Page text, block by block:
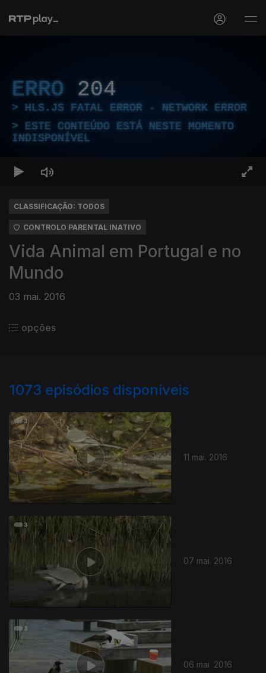
ERRO 204
HLS.JS FATAL ERROR - NETWORK ERROR
ESTE CONTEÚDO ESTÁ NESTE MOMENTO
INDISPONÍVEL
CLASSIFICAÇÃO: TODOS
CONTROLO PARENTAL INATIVO
Vida Animal em Portugal e no
Mundo
03 mai. 2016
opções
1073 episódios disponíveis
11 mai. 2016
07 mai. 2016
06 mai. 2016